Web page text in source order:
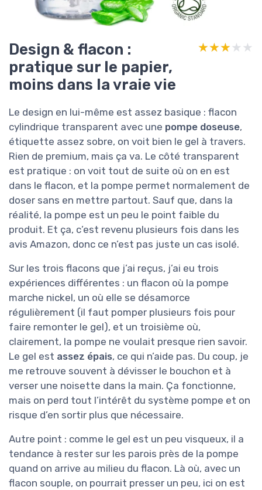
Design & flacon :
pratique sur le papier,
moins dans la vraie vie
★★★★★
★★★★★
Le design en lui-même est assez basique : flacon
cylindrique transparent avec une pompe doseuse,
étiquette assez sobre, on voit bien le gel à travers.
Rien de premium, mais ça va. Le côté transparent
est pratique : on voit tout de suite où on en est
dans le flacon, et la pompe permet normalement de
doser sans en mettre partout. Sauf que, dans la
réalité, la pompe est un peu le point faible du
produit. Et ça, c’est revenu plusieurs fois dans les
avis Amazon, donc ce n’est pas juste un cas isolé.
Sur les trois flacons que j’ai reçus, j’ai eu trois
expériences différentes : un flacon où la pompe
marche nickel, un où elle se désamorce
régulièrement (il faut pomper plusieurs fois pour
faire remonter le gel), et un troisième où,
clairement, la pompe ne voulait presque rien savoir.
Le gel est assez épais, ce qui n’aide pas. Du coup, je
me retrouve souvent à dévisser le bouchon et à
verser une noisette dans la main. Ça fonctionne,
mais on perd tout l’intérêt du système pompe et on
risque d’en sortir plus que nécessaire.
Autre point : comme le gel est un peu visqueux, il a
tendance à rester sur les parois près de la pompe
quand on arrive au milieu du flacon. Là où, avec un
flacon souple, on pourrait presser un peu, ici on est